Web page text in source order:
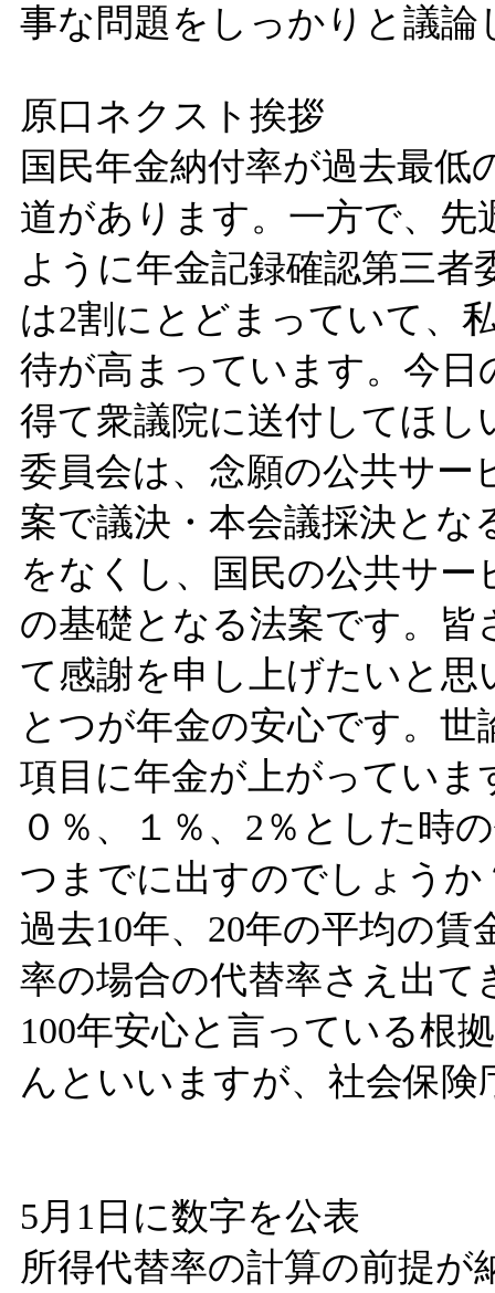
事な問題をしっかりと議論
原口ネクスト挨拶
国民年金納付率が過去最
道があります。一方で、
ように年金記録確認第三
は2割にとどまっていて、
待が高まっています。今
得て衆議院に送付してほ
委員会は、念願の公共サー
案で議決・本会議採決とな
をなくし、国民の公共サ
の基礎となる法案です。
て感謝を申し上げたいと
とつが年金の安心です。
項目に年金が上がっていま
０％、１％、2％とした時
つまでに出すのでしょう
過去10年、20年の平均の
率の場合の代替率さえ出
100年安心と言っている根
んといいますが、社会保
5月1日に数字を公表
所得代替率の計算の前提